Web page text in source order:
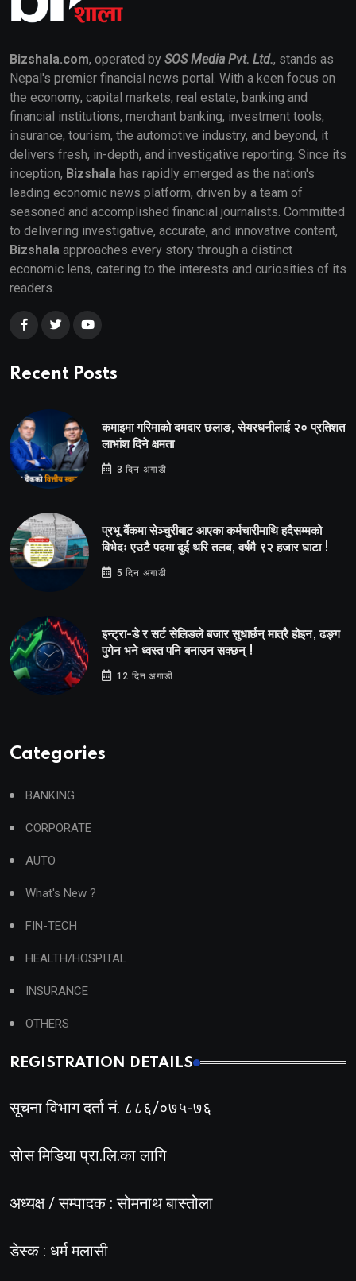
Bizshala.com, operated by SOS Media Pvt. Ltd., stands as
Nepal's premier financial news portal. With a keen focus on
the economy, capital markets, real estate, banking and
financial institutions, merchant banking, investment tools,
insurance, tourism, the automotive industry, and beyond, it
delivers fresh, in-depth, and investigative reporting. Since its
inception, Bizshala has rapidly emerged as the nation's
leading economic news platform, driven by a team of
seasoned and accomplished financial journalists. Committed
to delivering investigative, accurate, and innovative content,
Bizshala approaches every story through a distinct
economic lens, catering to the interests and curiosities of its
readers.
Recent Posts
कमाइमा गरिमाको दमदार छलाङ, सेयरधनीलाई २० प्रतिशत
लाभांश दिने क्षमता
3 दिन अगाडी
प्रभू बैंकमा सेञ्चुरीबाट आएका कर्मचारीमाथि हदैसम्मको
विभेदः एउटै पदमा दुई थरि तलब, वर्षमै ९२ हजार घाटा !
5 दिन अगाडी
इन्ट्रा-डे र सर्ट सेलिङले बजार सुधार्छन् मात्रै होइन, ढङ्ग
पुगेन भने ध्वस्त पनि बनाउन सक्छन् !
12 दिन अगाडी
Categories
BANKING
CORPORATE
AUTO
What's New ?
FIN-TECH
HEALTH/HOSPITAL
INSURANCE
OTHERS
REGISTRATION DETAILS
सूचना विभाग दर्ता नं. ८८६/०७५-७६
सोस मिडिया प्रा.लि.का लागि
अध्यक्ष / सम्पादक : सोमनाथ बास्तोला
डेस्क : धर्म मलासी